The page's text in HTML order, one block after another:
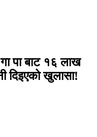
पा बाट १६ लाख
दिइएको खुलासा!